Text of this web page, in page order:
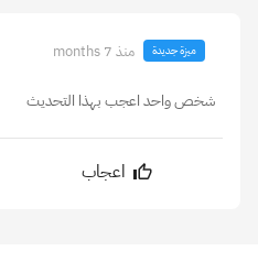
ميزة جديدة منذ 7 months
شخص واحد اعجب بهذا التحديث
اعجاب